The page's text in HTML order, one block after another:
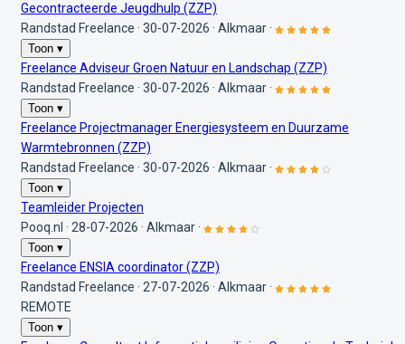
Gecontracteerde Jeugdhulp (ZZP)
Randstad Freelance · 30-07-2026 · Alkmaar ·
Toon ▾
Freelance Adviseur Groen Natuur en Landschap (ZZP)
Randstad Freelance · 30-07-2026 · Alkmaar ·
Toon ▾
Freelance Projectmanager Energiesysteem en Duurzame
Warmtebronnen (ZZP)
Randstad Freelance · 30-07-2026 · Alkmaar ·
Toon ▾
Teamleider Projecten
Pooq.nl · 28-07-2026 · Alkmaar ·
Toon ▾
Freelance ENSIA coordinator (ZZP)
Randstad Freelance · 27-07-2026 · Alkmaar ·
REMOTE
Toon ▾